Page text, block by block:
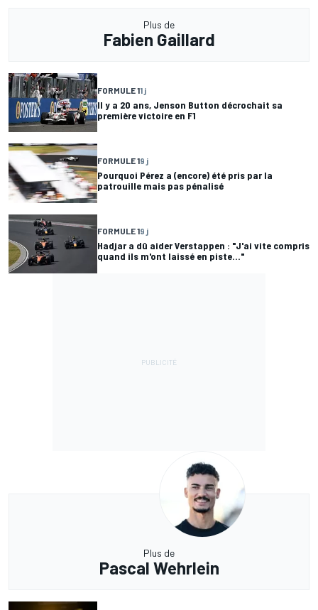
Plus de
Fabien Gaillard
FORMULE 11 j
Il y a 20 ans, Jenson Button décrochait sa
première victoire en F1
FORMULE 19 j
Pourquoi Pérez a (encore) été pris par la
patrouille mais pas pénalisé
FORMULE 19 j
Hadjar a dû aider Verstappen : "J'ai vite compris
quand ils m'ont laissé en piste..."
Plus de
Pascal Wehrlein